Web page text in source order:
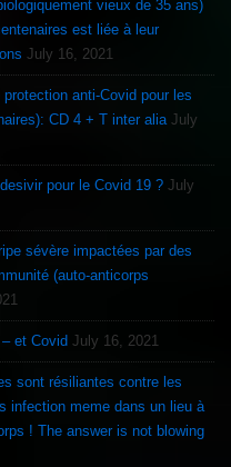
vieux de 35 ans)
est liée à leur
July 16, 2021
anti-Covid pour les
CD 4 + T inter alia July
pour le Covid 19 ? July
sévère impactées par des
(auto-anticorps
et Covid July 16, 2021
sont résiliantes contre les
infection meme dans un lieu à
! The answer is not blowing